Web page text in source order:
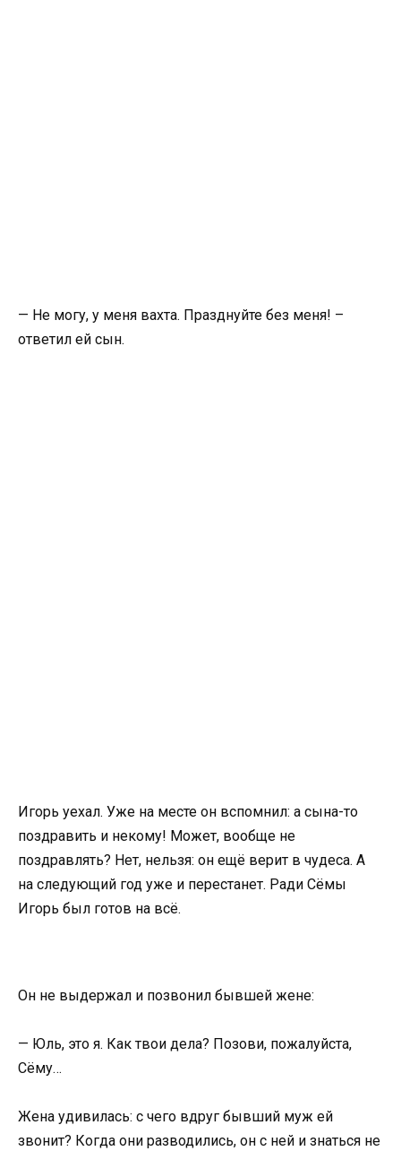
— Не могу, у меня вахта. Празднуйте без меня! –
ответил ей сын.
Игорь уехал. Уже на месте он вспомнил: а сына-то
поздравить и некому! Может, вообще не
поздравлять? Нет, нельзя: он ещё верит в чудеса. А
на следующий год уже и перестанет. Ради Сёмы
Игорь был готов на всё.
Он не выдержал и позвонил бывшей жене:
— Юль, это я. Как твои дела? Позови, пожалуйста,
Сёму…
Жена удивилась: с чего вдруг бывший муж ей
звонит? Когда они разводились, он с ней и знаться не